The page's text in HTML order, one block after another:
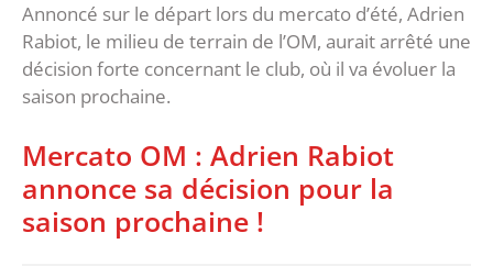
Annoncé sur le départ lors du mercato d’été, Adrien
Rabiot, le milieu de terrain de l’OM, aurait arrêté une
décision forte concernant le club, où il va évoluer la
saison prochaine.
Mercato OM : Adrien Rabiot
annonce sa décision pour la
saison prochaine !